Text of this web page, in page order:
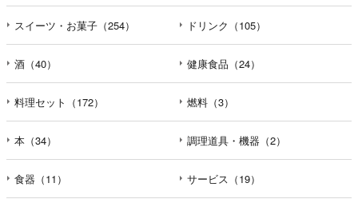
スイーツ・お菓子（254） ドリンク（105）
酒（40） 健康食品（24）
料理セット（172） 燃料（3）
本（34） 調理道具・機器（2）
食器（11） サービス（19）